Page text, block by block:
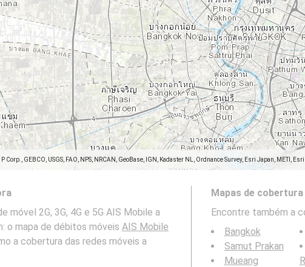
Corp., GEBCO, USGS, FAO, NPS, NRCAN, GeoBase, IGN, Kadaster NL, Ordnance Survey, Esri Japan, METI,
móvel 2G, 3G, 4G e 5G AIS Mobile a
o mapa de débitos móveis AIS Mobile
a cobertura das redes móveis a
Mapas de
Encontre também a
Bangkok
Samut Prakan
Mueang